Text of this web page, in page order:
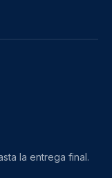
la entrega final.